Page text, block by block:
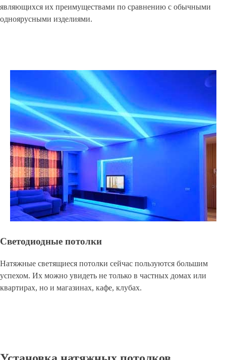
являющихся их преимуществами по сравнению с обычными
одноярусными изделиями.
Светодиодные потолки
Натяжные светящиеся потолки сейчас пользуются большим
успехом. Их можно увидеть не только в частных домах или
квартирах, но и магазинах, кафе, клубах.